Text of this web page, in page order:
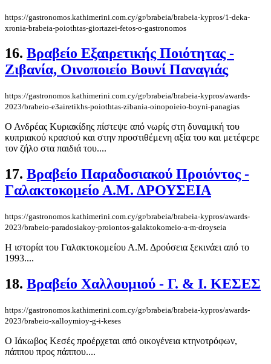
https://gastronomos.kathimerini.com.cy/gr/brabeia/brabeia-kypros/1-deka-
xronia-brabeia-poiothtas-giortazei-fetos-o-gastronomos
16. Βραβείο Εξαιρετικής Ποιότητας -
Ζιβανία, Οινοποιείο Βουνί Παναγιάς
https://gastronomos.kathimerini.com.cy/gr/brabeia/brabeia-kypros/awards-
2023/brabeio-e3airetikhs-poiothtas-zibania-oinopoieio-boyni-panagias
Ο Ανδρέας Κυριακίδης πίστεψε από νωρίς στη δυναμική του
κυπριακού κρασιού και στην προστιθέμενη αξία του και μετέφερε
τον ζήλο στα παιδιά του....
17. Βραβείο Παραδοσιακού Προιόντος -
Γαλακτοκομείο Α.Μ. ΔΡΟΥΣΕΙΑ
https://gastronomos.kathimerini.com.cy/gr/brabeia/brabeia-kypros/awards-
2023/brabeio-paradosiakoy-proiontos-galaktokomeio-a-m-droyseia
Η ιστορία του Γαλακτοκομείου Α.Μ. Δρούσεια ξεκινάει από το
1993....
18. Βραβείο Χαλλουμιού - Γ. & Ι. ΚΕΣΕΣ
https://gastronomos.kathimerini.com.cy/gr/brabeia/brabeia-kypros/awards-
2023/brabeio-xalloymioy-g-i-keses
Ο Ιάκωβος Κεσές προέρχεται από οικογένεια κτηνοτρόφων,
πάππου προς πάππου....